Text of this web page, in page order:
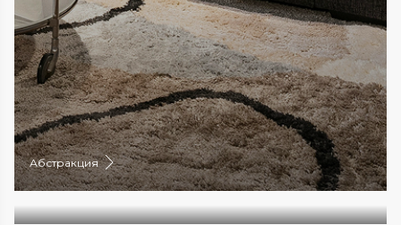
Абстракция
Однотонные